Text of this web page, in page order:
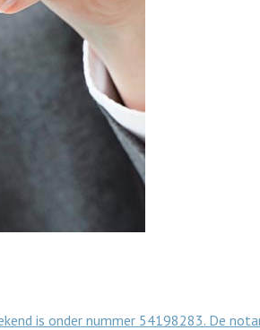
is onder nummer 54198283. De